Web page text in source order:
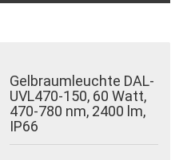
Gelbraumleuchte DAL-
UVL470-150, 60 Watt,
470-780 nm, 2400 lm,
IP66